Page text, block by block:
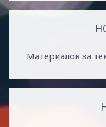
Материалов за